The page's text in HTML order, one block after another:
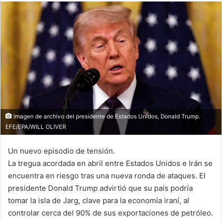
Imagen de archivo del presidente de Estados Unidos, Donald Trump.
EFE/EPA/WILL OLIVER
Un nuevo episodio de tensión.
La tregua acordada en abril entre Estados Unidos e Irán se
encuentra en riesgo tras una nueva ronda de ataques. El
presidente Donald Trump advirtió que su país podría
tomar la isla de Jarg, clave para la economía iraní, al
controlar cerca del 90% de sus exportaciones de petróleo.